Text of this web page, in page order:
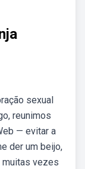
sexual
reunimos
— evitar a
der um beijo,
muitas vezes